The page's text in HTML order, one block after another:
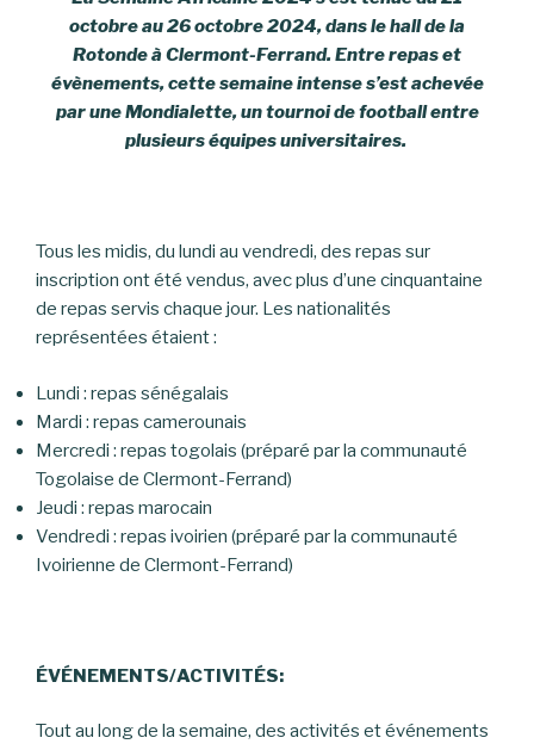
octobre au 26 octobre 2024, dans le hall de la
Rotonde à Clermont-Ferrand. Entre repas et
évènements, cette semaine intense s’est achevée
par une Mondialette, un tournoi de football entre
plusieurs équipes universitaires.
Tous les midis, du lundi au vendredi, des repas sur
inscription ont été vendus, avec plus d’une cinquantaine
de repas servis chaque jour. Les nationalités
représentées étaient :
Lundi : repas sénégalais
Mardi : repas camerounais
Mercredi : repas togolais (préparé par la communauté
Togolaise de Clermont-Ferrand)
Jeudi : repas marocain
Vendredi : repas ivoirien (préparé par la communauté
Ivoirienne de Clermont-Ferrand)
ÉVÉNEMENTS/ACTIVITÉS:
Tout au long de la semaine, des activités et événements